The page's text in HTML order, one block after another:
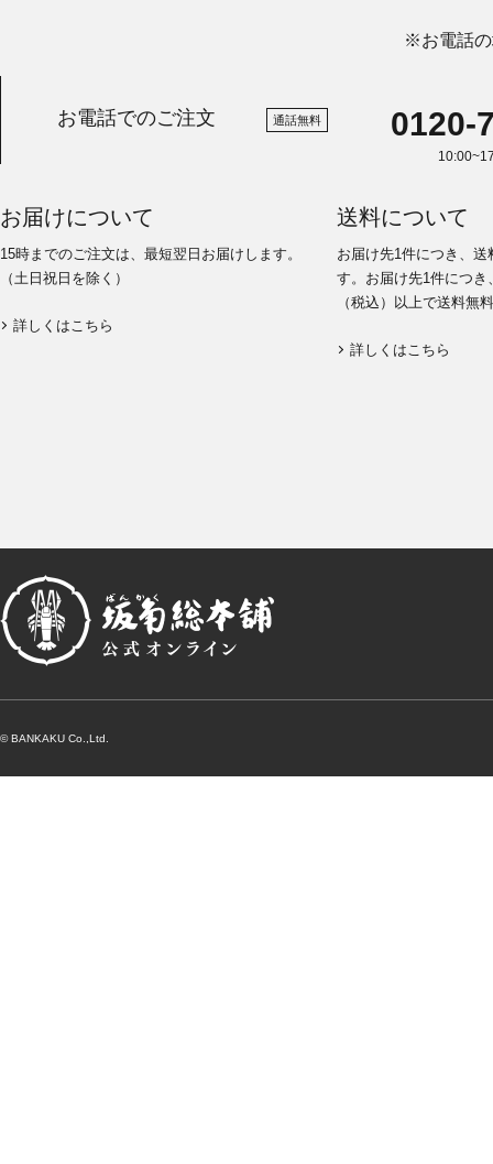
※お電話の
お電話でのご注文 通話無料 0120-
お届けについて
15時までのご注文は、最短翌日お届けします。
（土日祝日を除く）
詳しくはこちら
送料について
お届け先1件につき、
す。お届け先1件につき
（税込）以上で送料無
詳しくはこちら
© BANKAKU Co.,Ltd.